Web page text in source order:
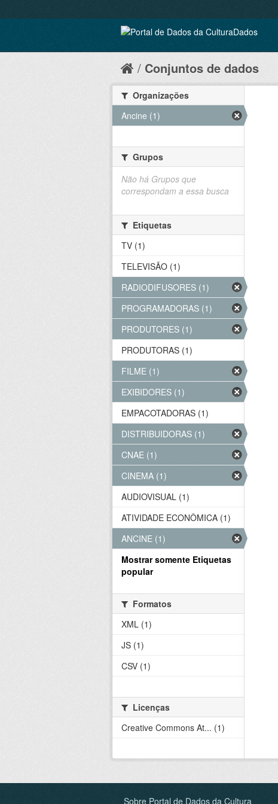
Conjuntos de dados
Organizações
Ancine (1)
Grupos
Não há Grupos que
correspondam a essa busca
Etiquetas
TV (1)
TELEVISÃO (1)
RADIODIFUSORES (1)
PROGRAMADORAS (1)
PRODUTORES (1)
PRODUTORAS (1)
FILME (1)
EXIBIDORES (1)
EMPACOTADORAS (1)
DISTRIBUIDORAS (1)
CNAE (1)
CINEMA (1)
AUDIOVISUAL (1)
ATIVIDADE ECONÔMICA (1)
ANCINE (1)
Mostrar somente Etiquetas
popular
Formatos
XML (1)
JS (1)
CSV (1)
Licenças
Creative Commons At... (1)
Sobre Portal de Dados da Cultura